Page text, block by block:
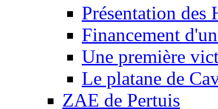
Présentation des
Financement
Une première
Le platane de
ZAE de Pertuis